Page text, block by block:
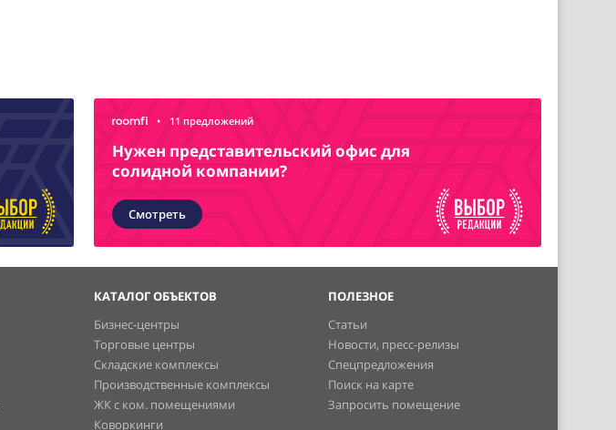
• 11 предложений
Нужен представительский офис для
солидной компании?
Смотреть
КАТАЛОГ ОБЪЕКТОВ
Бизнес-центры
Торговые центры
Складские комплексы
Производственные комплексы
ЖК с ком. помещениями
Коворкинги
ПОЛЕЗНОЕ
Статьи
Новости, пресс-релизы
Спецпредложения
Поиск на карте
Запросить помещение